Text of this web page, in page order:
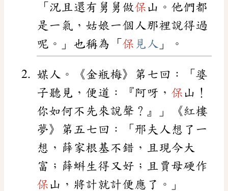
「況且還有舅舅做保 山。他們都
是一氣，姑娘一個人那裡說得過
呢。」也稱為「 保 見人 」。
媒人。《金瓶梅》第七回：「婆
子聽見，便道：『阿呀， 保 山！
你如何不先來說聲？』」《紅樓
夢》第五七回：「邢夫人想了一
想，薛家根基不錯，且現今大
富；薛蝌生得又好；且賈母硬作
保 山，將計就計便應了。」